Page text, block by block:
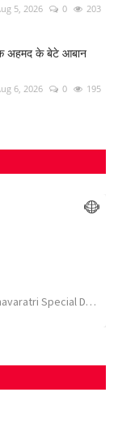
5, 2026 0 203
अहमद के बेटे आबान
6, 2026 0 195